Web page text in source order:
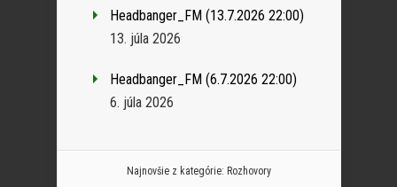
Headbanger_FM (13.7.2026 22:00)
13. júla 2026
Headbanger_FM (6.7.2026 22:00)
6. júla 2026
Najnovšie z kategórie: Rozhovory